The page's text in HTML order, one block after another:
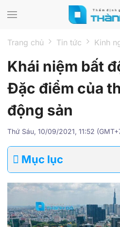
Trang chủ Tin tức Kinh
Khái niệm bất
Đặc điểm của
động sản
Thứ Sáu, 10/09/2021, 11:52
Mục lục